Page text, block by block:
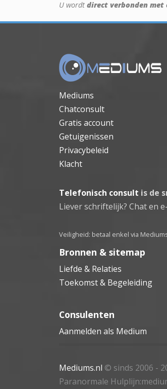
U wordt direct verbonden met
Mediums
Chatconsult
Gratis account
Getuigenissen
Privacybeleid
Klacht
Telefonisch consult is de
Liever schriftelijk? Chat en
Veiligheid: betaal enkel via
Bronnen & sitemap
Liefde & Relaties
Toekomst & Begeleiding
Consulenten
Aanmelden als Medium
Mediums.nl © sinds 2006 -
Paranormale